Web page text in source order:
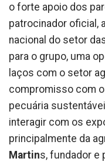
o forte apoio dos
patrocinador oficial,
nacional do setor
para o grupo, uma
laços com o setor
compromisso com
pecuária
interagir com os
principalmente da
Martins, fundador e